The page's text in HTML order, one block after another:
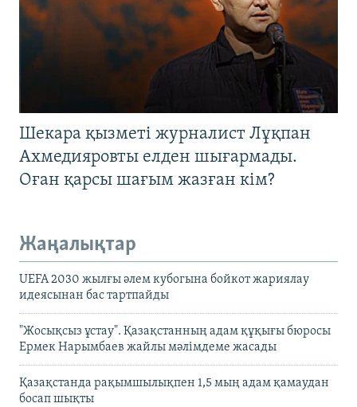
Шекара қызметі журналист Лұқпан
Ахмедияровты елден шығармады.
Оған қарсы шағым жазған кім?
Жаңалықтар
UEFA 2030 жылғы әлем кубогына бойкот жариялау
идеясынан бас тартпайды
"Жосықсыз ұстау". Қазақстанның адам құқығы бюросы
Ермек Нарымбаев жайлы мәлімдеме жасады
Қазақстанда рақымшылықпен 1,5 мың адам қамаудан
босап шықты